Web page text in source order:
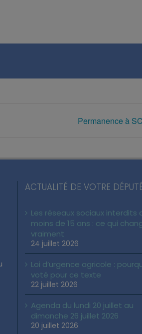
Permanence à
ACTUALITÉ DE VOTRE
Les réseaux sociaux interdits
moins de 15 ans : ce qui
vraiment
24 juillet 2026
Loi d’urgence agricole :
voté pour ce texte
22 juillet 2026
Agenda du lundi 20 juillet au
dimanche 26 juillet 2026
20 juillet 2026